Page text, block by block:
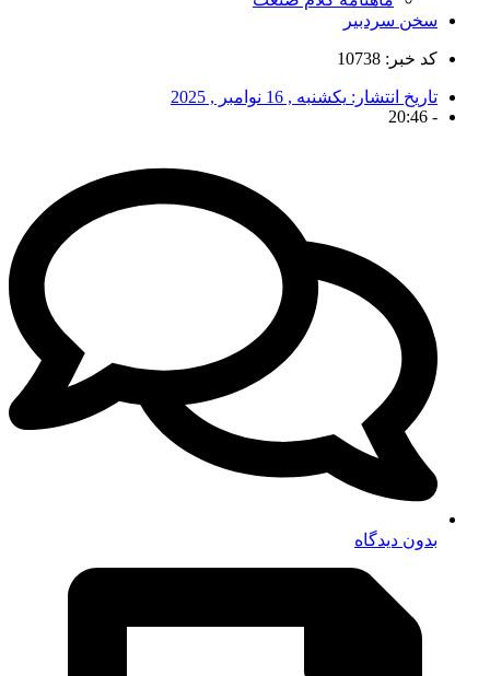
سخن سردبیر
کد خبر: 10738
تاریخ انتشار: یکشنبه , 16 نوامبر , 2025
-
20:46
بدون دیدگاه